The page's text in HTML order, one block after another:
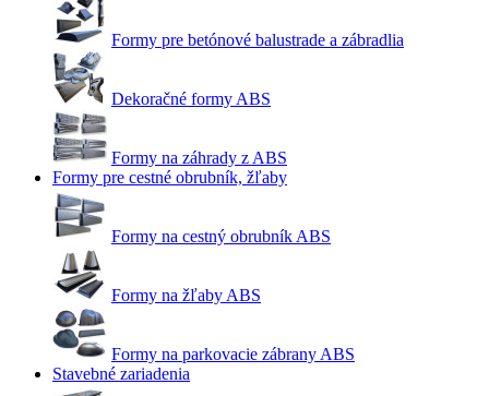
Formy pre betónové balustrade a zábradlia
Dekoračné formy ABS
Formy na záhrady z ABS
Formy pre cestné obrubník, žľaby
Formy na cestný obrubník ABS
Formy na žľaby ABS
Formy na parkovacie zábrany ABS
Stavebné zariadenia